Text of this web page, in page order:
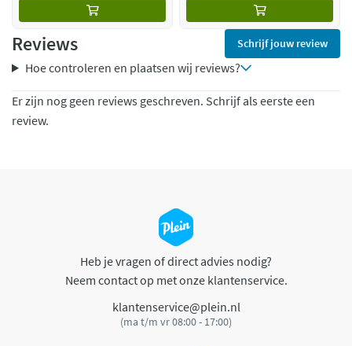
Reviews Schrijf jouw review
Hoe controleren en plaatsen wij reviews?
Er zijn nog geen reviews geschreven. Schrijf als eerste een
review.
Heb je vragen of direct advies nodig?
Neem contact op met onze klantenservice.
klantenservice@plein.nl
(ma t/m vr 08:00 - 17:00)